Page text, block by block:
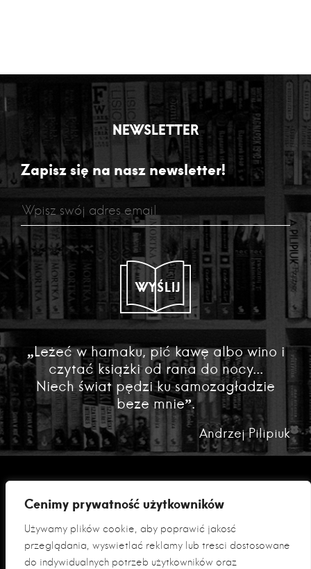
Cenimy prywatność użytkowników
Używamy plików cookie, aby poprawić jakość
przeglądania, wyświetlać reklamy lub treści dostosowane
do indywidualnych potrzeb użytkowników oraz
NEWSLETTER
Zapisz się na nasz newsletter!
WYŚLIJ
„Leżeć w hamaku, pić kawę albo wino i
czytać książki od rana do nocy...
Niech świat pędzi ku samozagładzie
beze mnie”.
Andrzej Pilipiuk